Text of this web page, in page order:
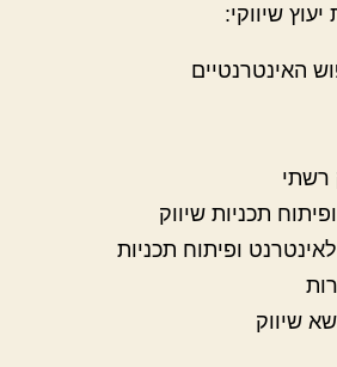
שיווקי:
האינטרנטיים
רשתי
תכניות שיווק
ופיתוח תכניות
שיווק